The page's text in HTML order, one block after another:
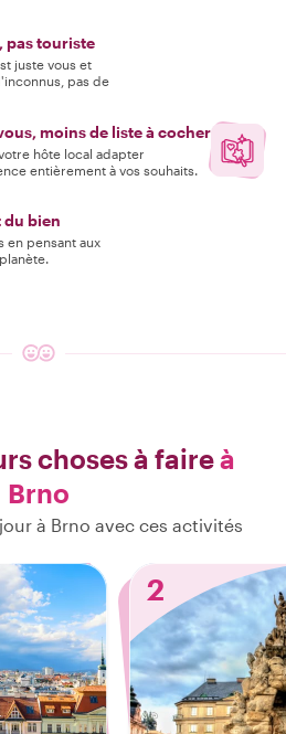
pas touriste
juste vous et
pas de
moins de liste à cocher
hôte local adapter
entièrement à vos souhaits.
du bien
en pensant aux
choses à faireà
Brno
à Brno avec ces activités
2